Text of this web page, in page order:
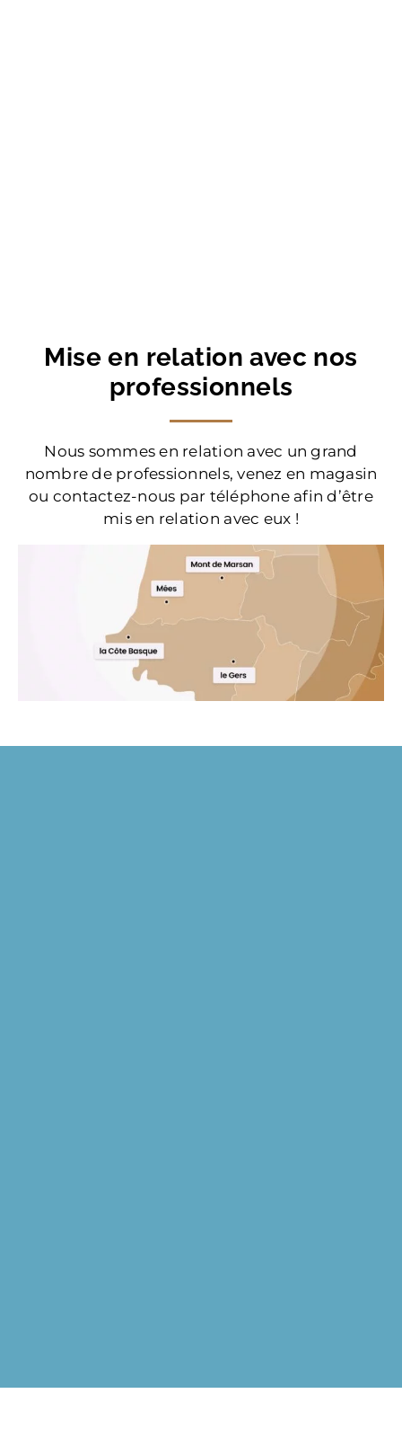
Mise en relation avec nos
professionnels
Nous sommes en relation avec un grand
nombre de professionnels, venez en magasin
ou contactez-nous par téléphone afin d’être
mis en relation avec eux !